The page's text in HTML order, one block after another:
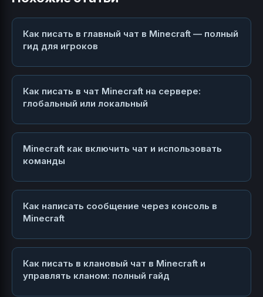
Как писать в главный чат в Minecraft — полный
гид для игроков
Как писать в чат Minecraft на сервере:
глобальный или локальный
Minecraft как включить чат и использовать
команды
Как написать сообщение через консоль в
Minecraft
Как писать в клановый чат в Minecraft и
управлять кланом: полный гайд